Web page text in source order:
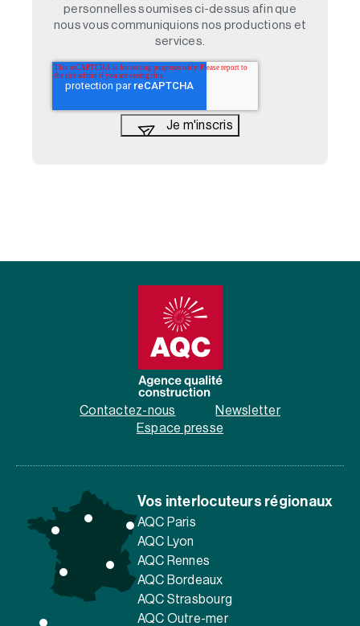
personnelles soumises ci-dessus afin que
nous vous communiquions nos productions et
services.
Contactez-nous
Newsletter
Espace presse
Vos interlocuteurs régionaux
AQC Paris
AQC Lyon
AQC Rennes
AQC Bordeaux
AQC Strasbourg
AQC Outre-mer